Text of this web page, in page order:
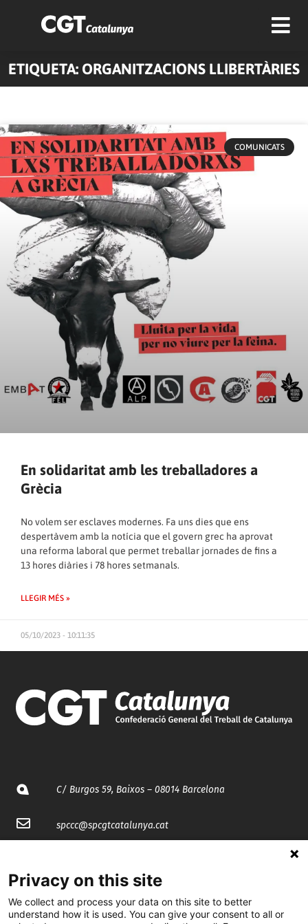
ETIQUETA: ORGANITZACIONS LLIBERTÀRIES
COMUNICATS
En solidaritat amb les treballadores a
Grècia
No volem ser esclaves modernes. Fa uns dies que ens
despertàvem amb la notícia que el govern grec ha aprovat
una reforma laboral que permet treballar jornades de fins a
13 hores diàries i 78 hores setmanals.
LLEGIR MÉS »
05/10/2023 - 10:11:35
C/ Burgos 59, Baixos – 08014 Barcelona
spccc@spcgtcatalunya.cat
@CGTCatalunya
Privacy on this site
We collect and process your data on this site to better
understand how it is used. You can give your consent to all or